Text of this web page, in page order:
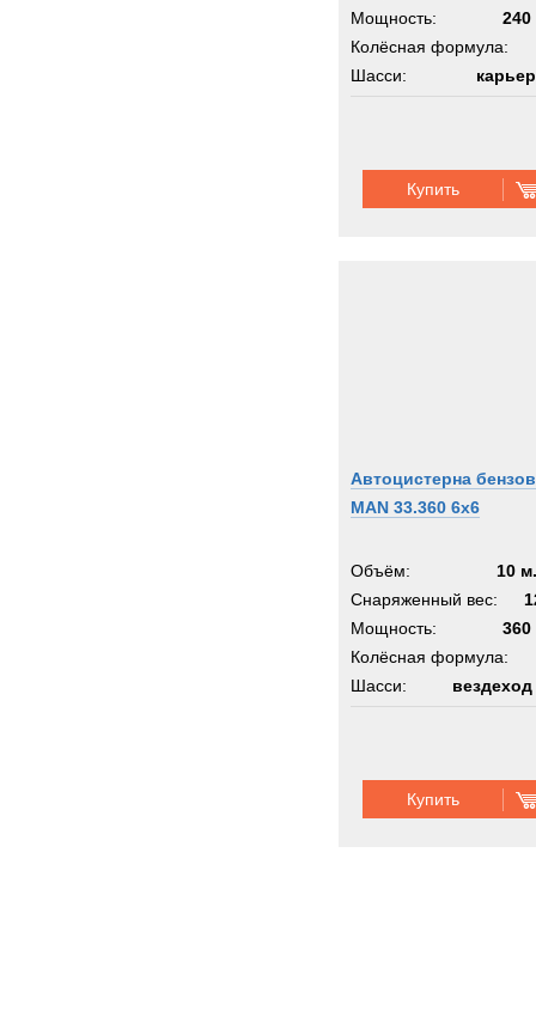
Мощность:
240
Колёсная формула:
Шасси:
Купить
Автоцистерна
MAN 33.360 6x6
Объём:
10
Снаряженный вес:
Мощность:
360
Колёсная формула:
Шасси:
вездеход
Купить